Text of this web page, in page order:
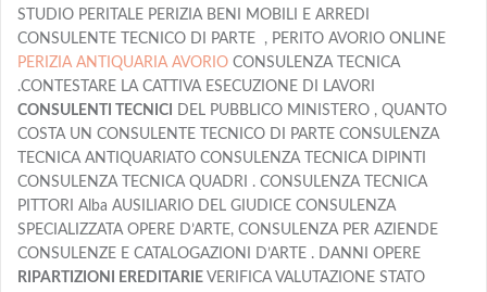
STUDIO PERITALE PERIZIA BENI MOBILI E ARREDI
CONSULENTE TECNICO DI PARTE , PERITO AVORIO ONLINE
PERIZIA ANTIQUARIA AVORIO CONSULENZA TECNICA
.CONTESTARE LA CATTIVA ESECUZIONE DI LAVORI
CONSULENTI TECNICI
DEL PUBBLICO MINISTERO , QUANTO
COSTA UN CONSULENTE TECNICO DI PARTE CONSULENZA
TECNICA ANTIQUARIATO CONSULENZA TECNICA DIPINTI
CONSULENZA TECNICA QUADRI . CONSULENZA TECNICA
PITTORI Alba AUSILIARIO DEL GIUDICE CONSULENZA
SPECIALIZZATA OPERE D’ARTE, CONSULENZA PER AZIENDE
CONSULENZE E CATALOGAZIONI D’ARTE . DANNI OPERE
RIPARTIZIONI EREDITARIE VERIFICA VALUTAZIONE STATO